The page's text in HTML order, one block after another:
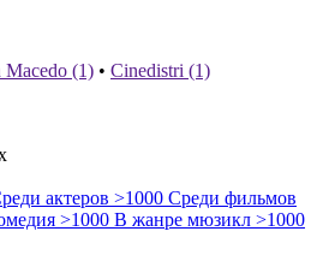
Macedo (1) • Cinedistri (1)
актеров >1000 Среди фильмов
>1000 В жанре мюзикл >1000